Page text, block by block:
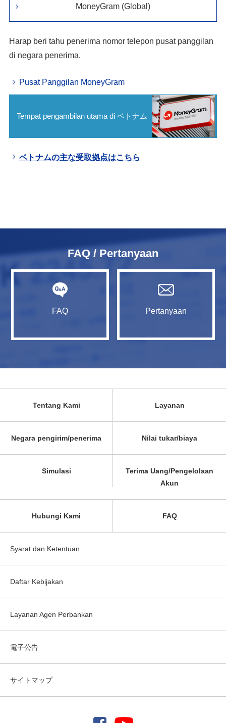
MoneyGram (Global)
Harap beri tahu penerima nomor telepon pusat panggilan
di negara penerima.
Pusat Panggilan MoneyGram
Tempat pengambilan utama di ベトナム
ベトナムの主な受取拠点はこちら
FAQ / Pertanyaan
FAQ Pertanyaan
Tentang Kami Layanan
Negara pengirim/penerima Nilai tukar/biaya
Simulasi
Terima Uang/Pengelolaan
Akun
Hubungi Kami FAQ
Syarat dan Ketentuan
Daftar Kebijakan
Layanan Agen Perbankan
電子公告
サイトマップ